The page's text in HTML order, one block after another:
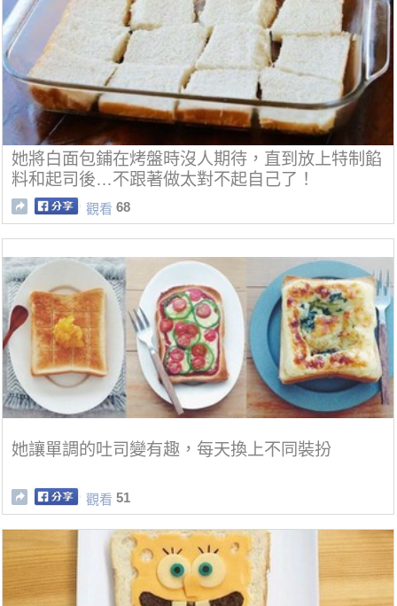
她將白面包鋪在烤盤時沒人期待，直到放上特制餡
料和起司後…不跟著做太對不起自己了！
觀看 68
她讓單調的吐司變有趣，每天換上不同裝扮
觀看 51